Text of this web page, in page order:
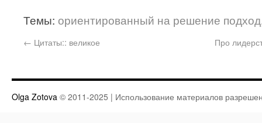
Темы: ориентированный на решение подход
← Цитаты:: великое Про
Olga Zotova © 2011-2025 | Использование материалов